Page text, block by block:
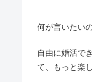
何が言いたい
自由に婚活で
て、もっと楽